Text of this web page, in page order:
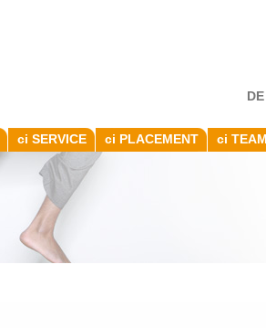
DE
ci SERVICE ci PLACEMENT ci TEAM